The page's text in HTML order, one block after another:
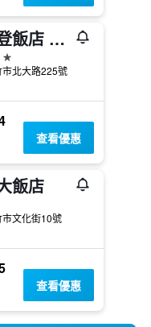
卡爾登飯店 the Carlton
市北大路225號
查看優惠
飯店
市文化街10號
查看優惠